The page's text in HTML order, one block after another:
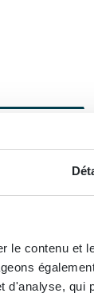
le contenu et
d'analyse,